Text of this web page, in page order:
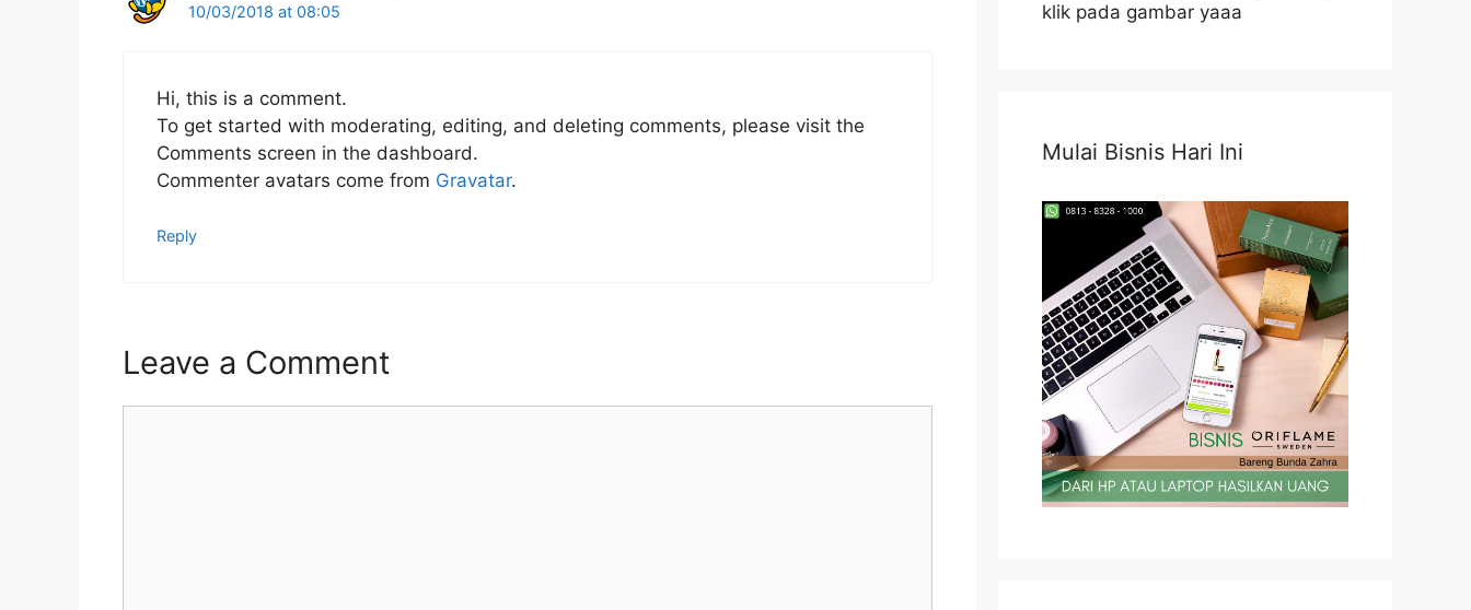
10/03/2018 at 08:05
Hi, this is a comment.
To get started with moderating, editing, and deleting comments, please visit the
Comments screen in the dashboard.
Commenter avatars come from Gravatar.
Reply
Leave a Comment
klik pada gambar yaaa
Mulai Bisnis Hari Ini